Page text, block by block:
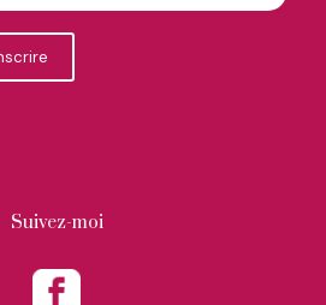
Suivez-moi